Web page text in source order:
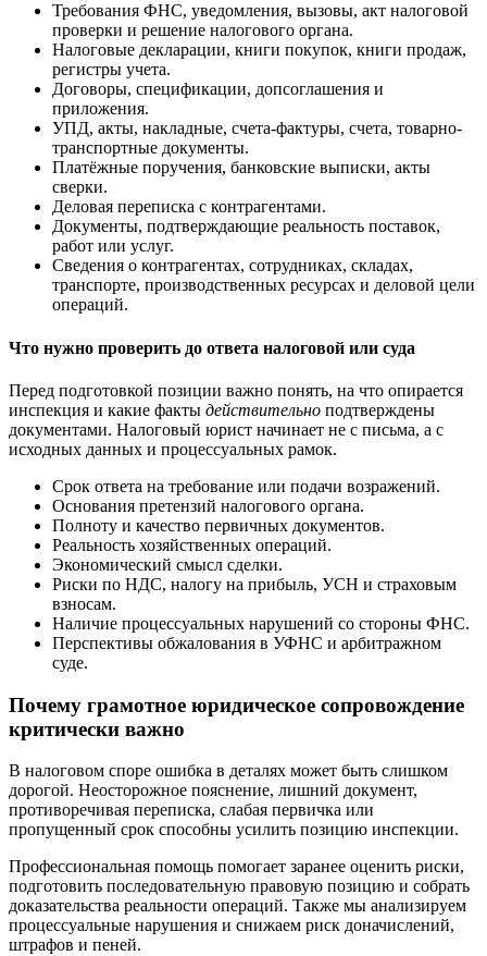
Требования ФНС, уведомления, вызовы, акт налоговой
проверки и решение налогового органа.
Налоговые декларации, книги покупок, книги продаж,
регистры учета.
Договоры, спецификации, допсоглашения и
приложения.
УПД, акты, накладные, счета-фактуры, счета, товарно-
транспортные документы.
Платёжные поручения, банковские выписки, акты
сверки.
Деловая переписка с контрагентами.
Документы, подтверждающие реальность поставок,
работ или услуг.
Сведения о контрагентах, сотрудниках, складах,
транспорте, производственных ресурсах и деловой цели
операций.
Что нужно проверить до ответа налоговой или суда
Перед подготовкой позиции важно понять, на что опирается
инспекция и какие факты действительно подтверждены
документами. Налоговый юрист начинает не с письма, а с
исходных данных и процессуальных рамок.
Срок ответа на требование или подачи возражений.
Основания претензий налогового органа.
Полноту и качество первичных документов.
Реальность хозяйственных операций.
Экономический смысл сделки.
Риски по НДС, налогу на прибыль, УСН и страховым
взносам.
Наличие процессуальных нарушений со стороны ФНС.
Перспективы обжалования в УФНС и арбитражном
суде.
Почему грамотное юридическое сопровождение
критически важно
В налоговом споре ошибка в деталях может быть слишком
дорогой. Неосторожное пояснение, лишний документ,
противоречивая переписка, слабая первичка или
пропущенный срок способны усилить позицию инспекции.
Профессиональная помощь помогает заранее оценить риски,
подготовить последовательную правовую позицию и собрать
доказательства реальности операций. Также мы анализируем
процессуальные нарушения и снижаем риск доначислений,
штрафов и пеней.